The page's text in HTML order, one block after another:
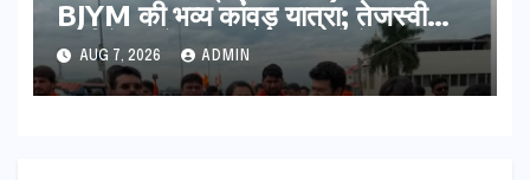
BJYM की भव्य कांवड़ यात्रा; तेजस्वी
सूर्या ने की देश व प्रदेशवासियों के कल्याण
की कामना
AUG 7, 2026 ADMIN